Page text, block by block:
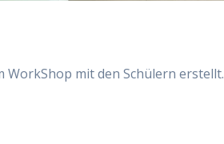
WorkShop mit den Schülern erstellt.